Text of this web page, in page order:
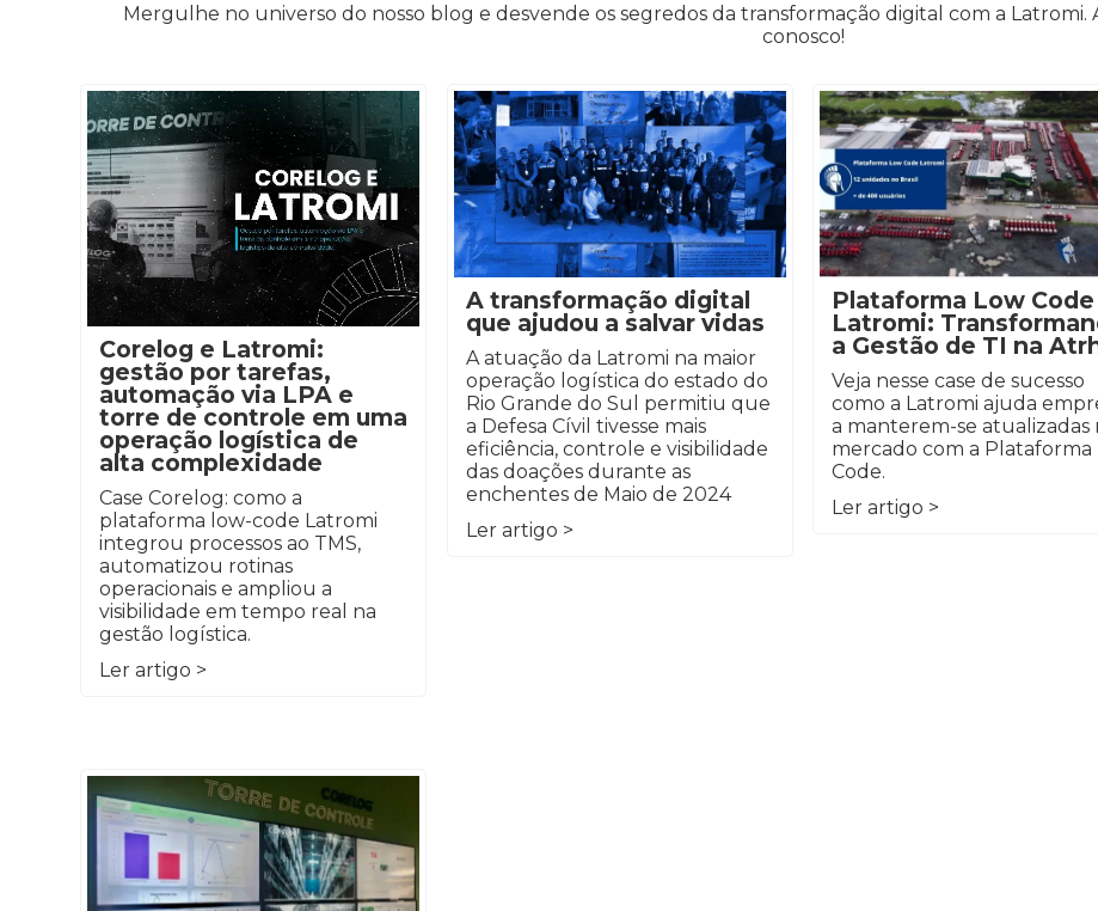
Mergulhe no universo do nosso blog e desvende os segredos da transformação digital com a
conosco!
Corelog e Latromi:
gestão por tarefas,
automação via LPA e
torre de controle em uma
operação logística de
alta complexidade
Case Corelog: como a
plataforma low-code Latromi
integrou processos ao TMS,
automatizou rotinas
operacionais e ampliou a
visibilidade em tempo real na
gestão logística.
Ler artigo >
A transformação digital
que ajudou a salvar vidas
A atuação da Latromi na maior
operação logística do estado do
Rio Grande do Sul permitiu que
a Defesa Cívil tivesse mais
eficiência, controle e visibilidade
das doações durante as
enchentes de Maio de 2024
Ler artigo >
Plataforma Low Code
Latromi:
a Gestão de TI na
Veja nesse case de sucesso
como a Latromi ajuda
a manterem-se atualizadas
mercado com a Plataforma
Code.
Ler artigo >